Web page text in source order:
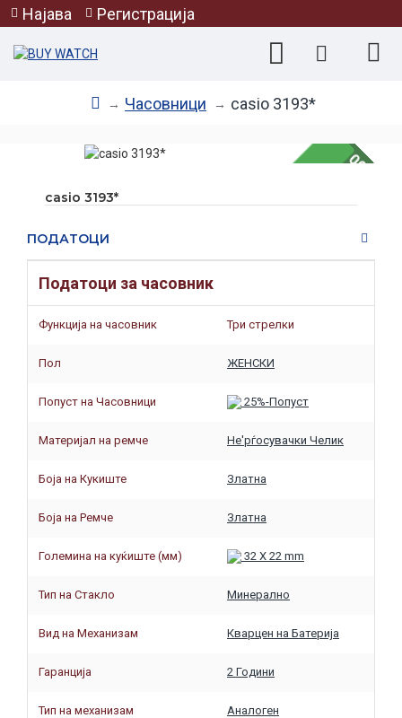
Најава Регистрација
Часовници casio 3193*
-100 %
НЕМА НА ЗАЛИХА
casio 3193*
ПОДАТОЦИ
Податоци за часовник
Функција на часовник Три стрелки
Пол ЖЕНСКИ
Попуст на Часовници 25%-Попуст
Материјал на ремче Не'рѓосувачки Челик
Боја на Кукиште Златна
Боја на Ремче Златна
Големина на куќиште (мм) 32 X 22 mm
Тип на Стакло Минерално
Вид на Механизам Кварцен на Батерија
Гаранција 2 Години
Тип на механизам Аналоген